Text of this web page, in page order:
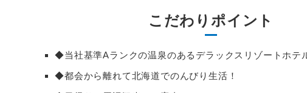
こだわりポイント
◆当社基準Aランクの温泉のあるデラックスリゾートホテ
◆都会から離れて北海道でのんびり生活！